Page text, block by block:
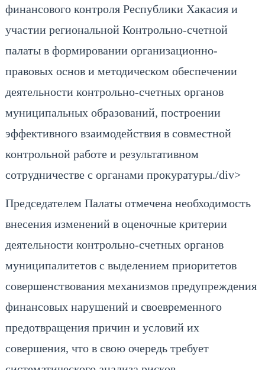
финансового контроля Республики Хакасия и
участии региональной Контрольно-счетной
палаты в формировании организационно-
правовых основ и методическом обеспечении
деятельности контрольно-счетных органов
муниципальных образований, построении
эффективного взаимодействия в совместной
контрольной работе и результативном
сотрудничестве с органами прокуратуры./div>
Председателем Палаты отмечена необходимость
внесения изменений в оценочные критерии
деятельности контрольно-счетных органов
муниципалитетов с выделением приоритетов
совершенствования механизмов предупреждения
финансовых нарушений и своевременного
предотвращения причин и условий их
совершения, что в свою очередь требует